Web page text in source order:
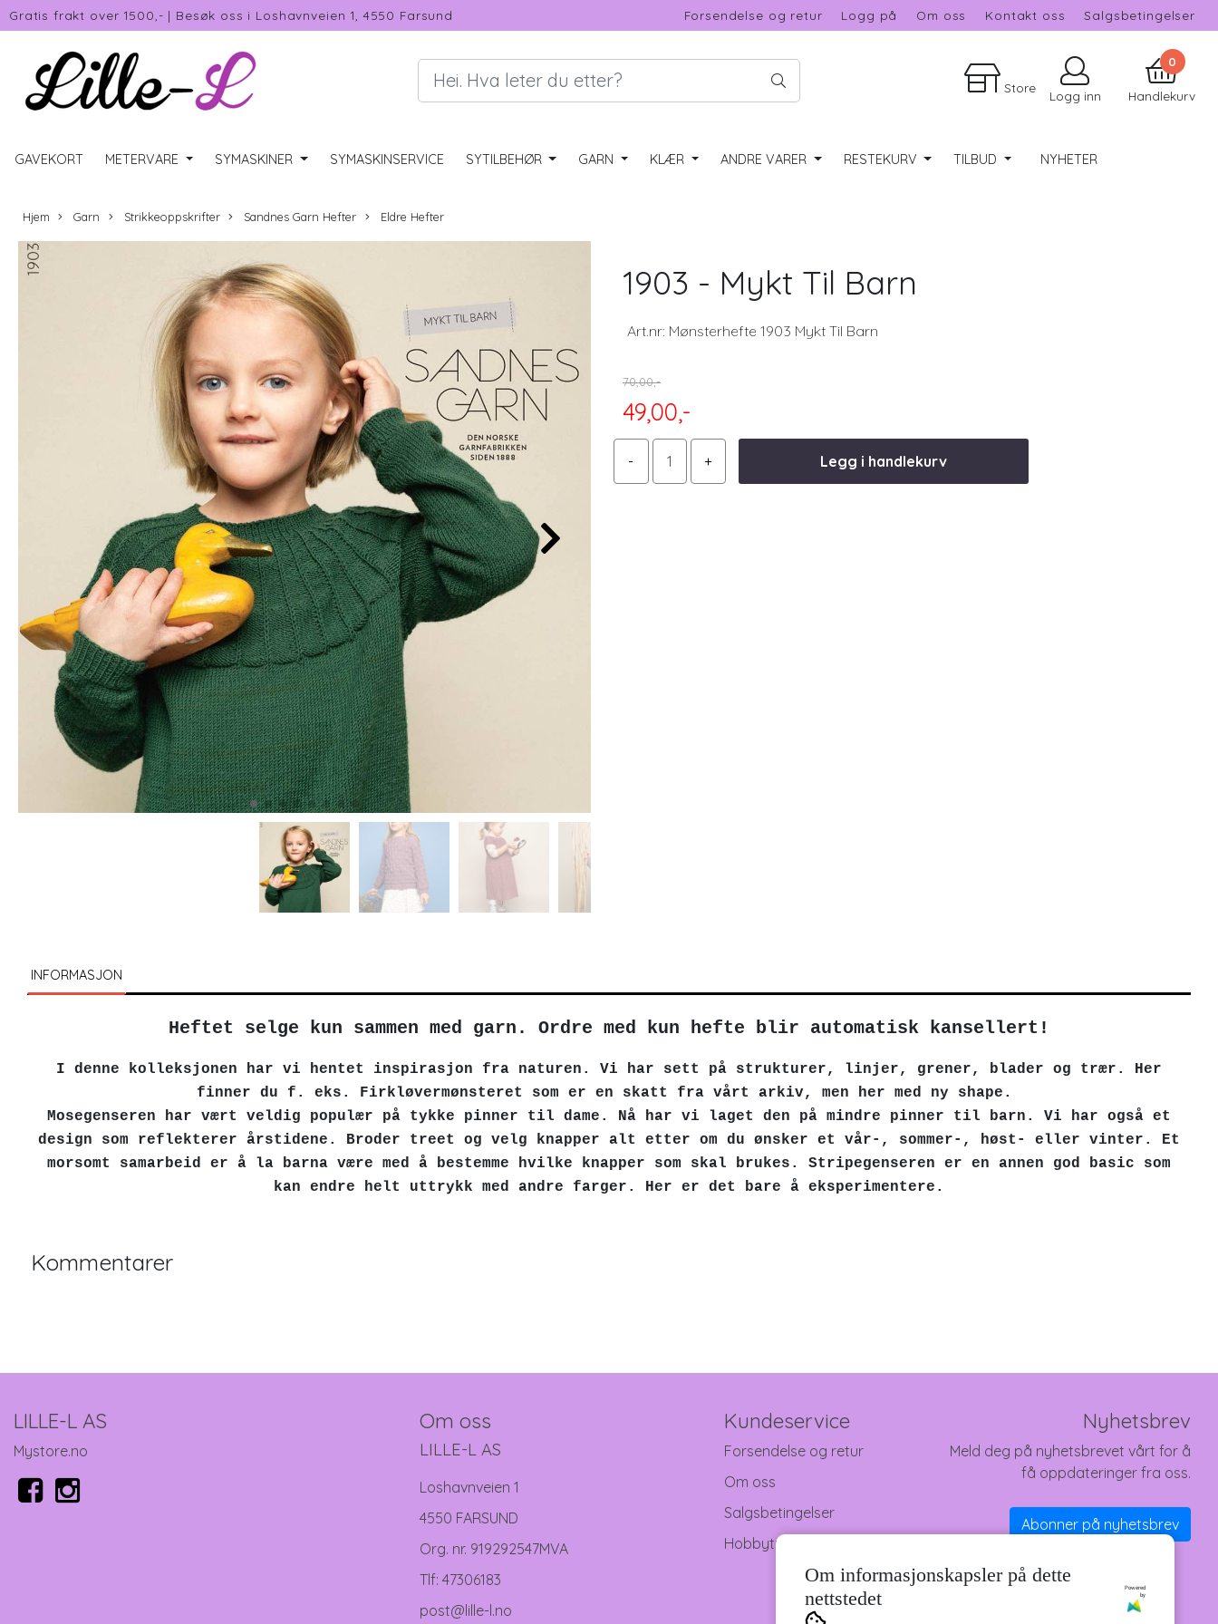
Gratis frakt over 1500,- | Besøk oss i Loshavnveien 1, 4550 Farsund Forsendelse og retur Logg på Om oss Kontakt oss Salgsbetingelser
Store
Logg inn
0
Handlekurv
GAVEKORT METERVARE SYMASKINER SYMASKINSERVICE SYTILBEHØR GARN KLÆR ANDRE VARER RESTEKURV TILBUD NYHETER
Hjem Garn Strikkeoppskrifter Sandnes Garn Hefter Eldre Hefter
1903 - Mykt Til Barn
Art.nr: Mønsterhefte 1903 Mykt Til Barn
70,00,-
49,00,-
Legg i handlekurv
INFORMASJON
Heftet selge kun sammen med garn. Ordre med kun hefte blir automatisk kansellert!
I denne kolleksjonen har vi hentet inspirasjon fra naturen. Vi har sett på strukturer, linjer, grener, blader og trær. Her
finner du f. eks. Firkløvermønsteret som er en skatt fra vårt arkiv, men her med ny shape.
Mosegenseren har vært veldig populær på tykke pinner til dame. Nå har vi laget den på mindre pinner til barn. Vi har også et
design som reflekterer årstidene. Broder treet og velg knapper alt etter om du ønsker et vår-, sommer-, høst- eller vinter. Et
morsomt samarbeid er å la barna være med å bestemme hvilke knapper som skal brukes. Stripegenseren er en annen god basic som
kan endre helt uttrykk med andre farger. Her er det bare å eksperimentere.
Kommentarer
Om informasjonskapsler på dette
nettstedet
Powered
by
LILLE-L AS
Mystore.no
Om oss
LILLE-L AS
Loshavnveien 1
4550 FARSUND
Org. nr. 919292547MVA
Tlf: 47306183
post@lille-l.no
Kundeservice
Forsendelse og retur
Om oss
Salgsbetingelser
Hobbytreff
Nyhetsbrev
Meld deg på nyhetsbrevet vårt for å
få oppdateringer fra oss.
Abonner på nyhetsbrev